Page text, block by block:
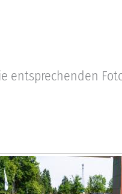
entsprechenden